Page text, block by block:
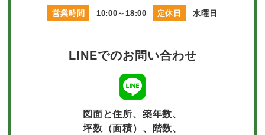
営業時間 10:00～18:00 定休日 水曜日
LINEでのお問い合わせ
図面と住所、築年数、
坪数（面積）、階数、